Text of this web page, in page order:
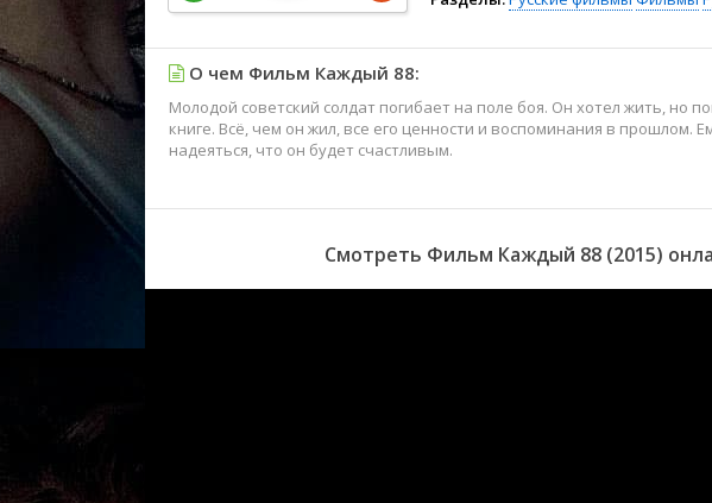
О чем Фильм Каждый 88:
Молодой советский солдат погибает на поле боя. Он хотел жить, но
книге. Всё, чем он жил, все его ценности и воспоминания в прошлом.
надеяться, что он будет счастливым.
Смотреть Фильм Каждый 88 (2015)